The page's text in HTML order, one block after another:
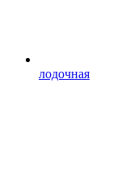
лодочная